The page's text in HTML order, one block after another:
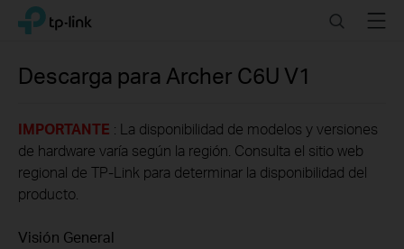
Click
navigation
TP-Link, Reliably Smart SearchMenu
Descarga para Archer C6U V1
IMPORTANTE : La disponibilidad de modelos y versiones
de hardware varía según la región. Consulta el sitio web
regional de TP-Link para determinar la disponibilidad del
producto.
Visión General